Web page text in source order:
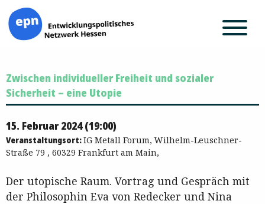
Inhalt
springen
Zwischen individueller Freiheit und sozialer
Sicherheit – eine Utopie
15. Februar 2024 (19:00)
Veranstaltungsort:IG Metall Forum, Wilhelm-Leuschner-
Straße 79 , 60329 Frankfurt am Main,
Der utopische Raum. Vortrag und Gespräch mit
der Philosophin Eva von Redecker und Nina